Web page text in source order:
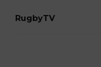
RugbyTV